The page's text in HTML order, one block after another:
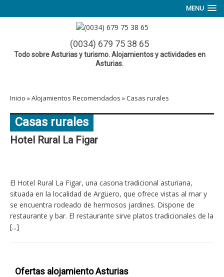
MENU
(0034) 679 75 38 65
Todo sobre Asturias y turismo. Alojamientos y actividades en
Asturias.
Inicio »Alojamientos Recomendados »Casas rurales
Casas rurales
Hotel Rural La Figar
El Hotel Rural La Figar, una casona tradicional asturiana,
situada en la localidad de Argüero, que ofrece vistas al mar y
se encuentra rodeado de hermosos jardines. Dispone de
restaurante y bar. El restaurante sirve platos tradicionales de la
[...]
Ofertas alojamiento Asturias